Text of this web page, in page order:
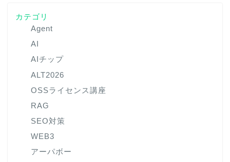
カテゴリ
Agent
AI
AIチップ
ALT2026
OSSライセンス講座
RAG
SEO対策
WEB3
アーパボー